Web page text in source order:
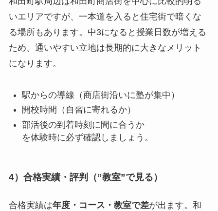
いエリアですが、一本道を入ると住宅街で暗くな
る場所もあります。中3になると授業日数が増える
ため、通いやすい立地は長期的に大きなメリット
になります。
駅からの導線（商店街沿いに塾が集中）
開校時間（自習に寄れるか）
部活後の到着時刻に間に合うか
を体験時に必ず確認しましょう。
4）合格実績・評判（”教室”で見る）
合格実績は年度・コース・教室で差が出ます。和